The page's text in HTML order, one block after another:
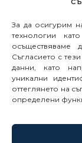
За да осигурим
технологии
осъществяваме
Съгласието с
данни, като
уникални
оттеглянето на
определени
News
Legal
Electronic
Buyer Profile
Careers
Contacts